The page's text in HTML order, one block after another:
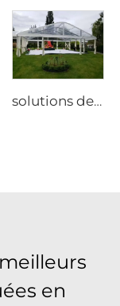
solutions de chapiteau de mariage pour 100 à 110 invités | Tente événementielle en aluminium blanc avec panneaux panoramiques transparents pour banquets de luxe
en